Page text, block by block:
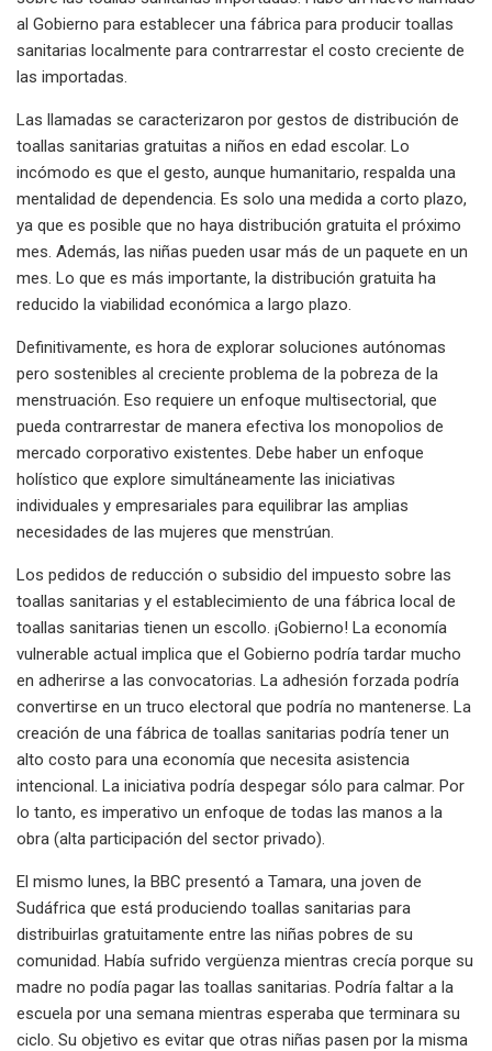
al Gobierno para establecer una fábrica para producir toallas
sanitarias localmente para contrarrestar el costo creciente de
las importadas.
Las llamadas se caracterizaron por gestos de distribución de
toallas sanitarias gratuitas a niños en edad escolar. Lo
incómodo es que el gesto, aunque humanitario, respalda una
mentalidad de dependencia. Es solo una medida a corto plazo,
ya que es posible que no haya distribución gratuita el próximo
mes. Además, las niñas pueden usar más de un paquete en un
mes. Lo que es más importante, la distribución gratuita ha
reducido la viabilidad económica a largo plazo.
Definitivamente, es hora de explorar soluciones autónomas
pero sostenibles al creciente problema de la pobreza de la
menstruación. Eso requiere un enfoque multisectorial, que
pueda contrarrestar de manera efectiva los monopolios de
mercado corporativo existentes. Debe haber un enfoque
holístico que explore simultáneamente las iniciativas
individuales y empresariales para equilibrar las amplias
necesidades de las mujeres que menstrúan.
Los pedidos de reducción o subsidio del impuesto sobre las
toallas sanitarias y el establecimiento de una fábrica local de
toallas sanitarias tienen un escollo. ¡Gobierno! La economía
vulnerable actual implica que el Gobierno podría tardar mucho
en adherirse a las convocatorias. La adhesión forzada podría
convertirse en un truco electoral que podría no mantenerse. La
creación de una fábrica de toallas sanitarias podría tener un
alto costo para una economía que necesita asistencia
intencional. La iniciativa podría despegar sólo para calmar. Por
lo tanto, es imperativo un enfoque de todas las manos a la
obra (alta participación del sector privado).
El mismo lunes, la BBC presentó a Tamara, una joven de
Sudáfrica que está produciendo toallas sanitarias para
distribuirlas gratuitamente entre las niñas pobres de su
comunidad. Había sufrido vergüenza mientras crecía porque su
madre no podía pagar las toallas sanitarias. Podría faltar a la
escuela por una semana mientras esperaba que terminara su
ciclo. Su objetivo es evitar que otras niñas pasen por la misma